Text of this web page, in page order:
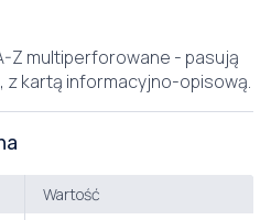
Z multiperforowane - pasują
kartą informacyjno-opisową.
Wartość